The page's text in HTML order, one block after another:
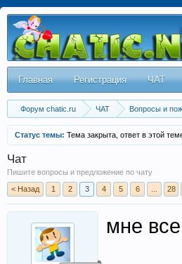
Главная Регистрация ЧАТ
Форум chatic.ru ЧАТ Вопросы и
Статус темы: Тема закрыта, ответ в этой
Чат
Пишите вопросы и предложение по чату
< Назад
1 2 3 4 5 6 28
мне